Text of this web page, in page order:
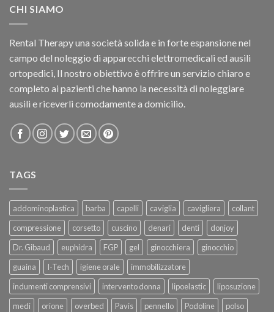
CHI SIAMO
Rental Therapy una società solida e in forte espansione nel
campo del noleggio di apparecchi elettromedicali ed ausili
ortopedici, Il nostro obiettivo è offrire un servizio chiaro e
completo ai pazienti che hanno la necessità di noleggiare
ausili e riceverli comodamente a domicilio.
TAGS
addominoplastica barba capelli caviglia cavigliera
collant
compressione
corsetto cuscino denari denti
donjoy
Dr. Gibaud
euphidra FGP gel ginocchiera
ginocchio
guaina
I-Tech igiene orale
immobilizzatore
indumenti comprensivi
intervento donna lipoelastic
liposuzione
medi
orione overbed Pavis pennello Podoline
polso